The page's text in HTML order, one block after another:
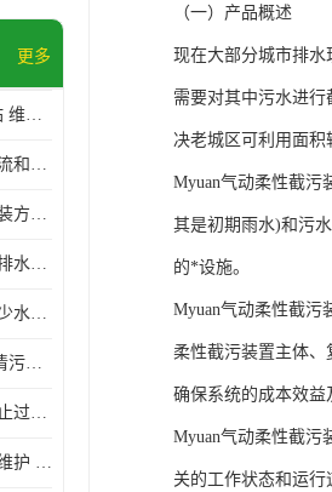
更多
一体化高模量HMPP泵站 维护方便 实现远距离输送
工厂一体化预制电话 分流和调节 可以截留固体废物
调蓄池智能冲洗装置 安装方便 多种喷洒模式
压缩空气截污装置供应 排水功能 控制地下水位的升降
河道污水调蓄池厂家 减少水污染 防止异味和污染
调蓄池自动化冲洗装置清污装置 维护方便 节约水资源
液压调流闸控制水位 防止过载 适应流量变化的要求
排水过滤格栅厂家 易于维护 保持栅条通畅
（一）产品概述
现在大部分城市排水
需要对其中污水进
决老城区可利用面积
Myuan气动柔性截污
其是初期雨水)和污
的*设施。
Myuan气动柔性截污
柔性截污装置主体、
确保系统的成本效益
Myuan气动柔性截污
关的工作状态和运行